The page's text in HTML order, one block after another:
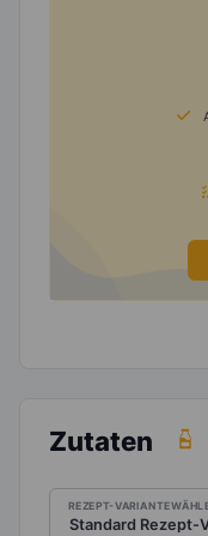
Zutaten
REZEPT-VARIANTE